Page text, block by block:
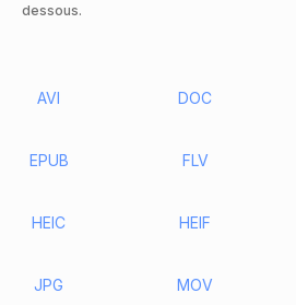
dessous.
AVI DOC
EPUB FLV
HEIC HEIF
JPG MOV